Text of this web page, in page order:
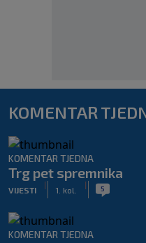
KOMENTAR
KOMENTAR TJEDNA
Trg pet spremnika
VIJESTI
|
1. kol.
| 5
KOMENTAR TJEDNA